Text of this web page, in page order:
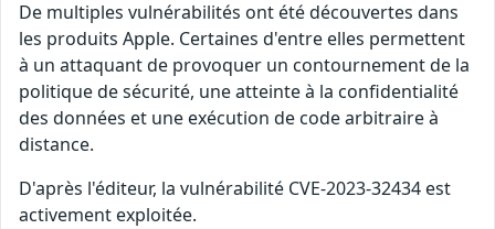
De multiples vulnérabilités ont été découvertes dans
les produits Apple. Certaines d'entre elles permettent
à un attaquant de provoquer un contournement de la
politique de sécurité, une atteinte à la confidentialité
des données et une exécution de code arbitraire à
distance.
D'après l'éditeur, la vulnérabilité CVE-2023-32434 est
activement exploitée.